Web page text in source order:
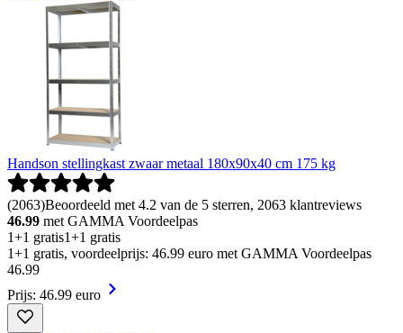
Handson stellingkast zwaar metaal 180x90x40 cm 175 kg
(2063)Beoordeeld met 4.2 van de 5 sterren, 2063 klantreviews
46.99 met GAMMA Voordeelpas
1+1 gratis1+1 gratis
1+1 gratis, voordeelprijs: 46.99 euro met GAMMA Voordeelpas
46.99
Prijs: 46.99 euro